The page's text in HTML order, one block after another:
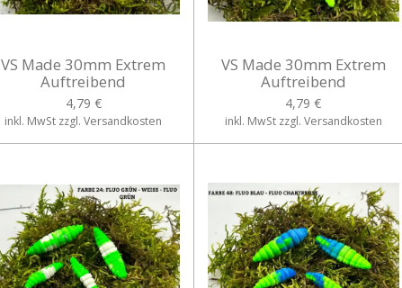
VS Made 30mm Extrem
Auftreibend
4,79 €
inkl. MwSt zzgl. Versandkosten
VS Made 30mm Extrem
Auftreibend
4,79 €
inkl. MwSt zzgl. Versandkosten